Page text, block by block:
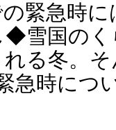
緊急時に
◆雪国の
れる冬。
急時につ